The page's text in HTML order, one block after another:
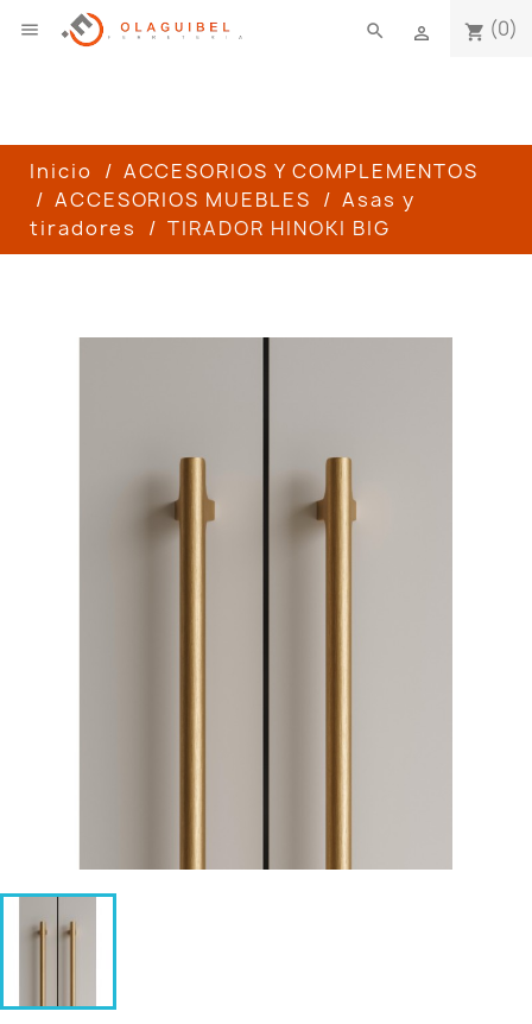
 shopping_cart (0)

search
Inicio
ACCESORIOS Y COMPLEMENTOS
ACCESORIOS MUEBLES
Asas y
tiradores
TIRADOR HINOKI BIG